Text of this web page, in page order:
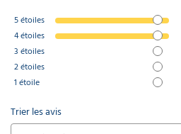
5étoiles
4étoiles
3 étoiles
2étoiles
1 étoile
Trier les avis